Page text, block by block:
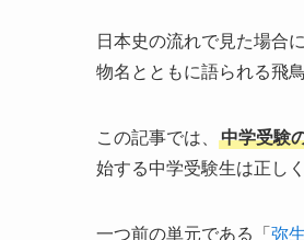
日本史の流れで見た場合
物名とともに語られる飛
この記事では、 中学受験
始する中学受験生は正し
一つ前の単元である「 弥